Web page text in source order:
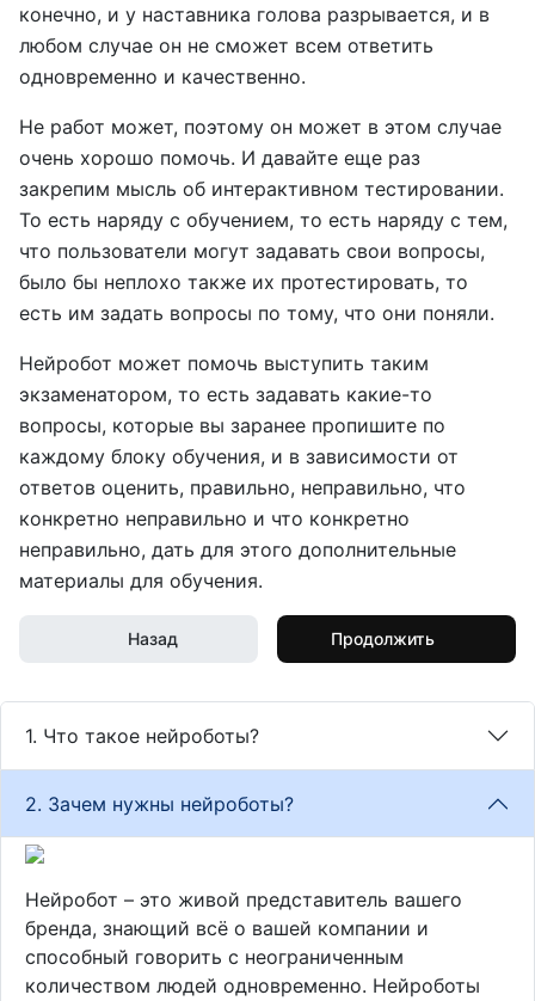
1. Что такое нейроботы?
2. Зачем нужны нейроботы?
Нейробот – это живой представитель вашего
бренда, знающий всё о вашей компании и
способный говорить с неограниченным
количеством людей одновременно. Нейроботы
конечно, и у наставника голова разрывается, и в
любом случае он не сможет всем ответить
одновременно и качественно.
Не работ может, поэтому он может в этом случае
очень хорошо помочь. И давайте еще раз
закрепим мысль об интерактивном тестировании.
То есть наряду с обучением, то есть наряду с тем,
что пользователи могут задавать свои вопросы,
было бы неплохо также их протестировать, то
есть им задать вопросы по тому, что они поняли.
Нейробот может помочь выступить таким
экзаменатором, то есть задавать какие-то
вопросы, которые вы заранее пропишите по
каждому блоку обучения, и в зависимости от
ответов оценить, правильно, неправильно, что
конкретно неправильно и что конкретно
неправильно, дать для этого дополнительные
материалы для обучения.
Назад Продолжить